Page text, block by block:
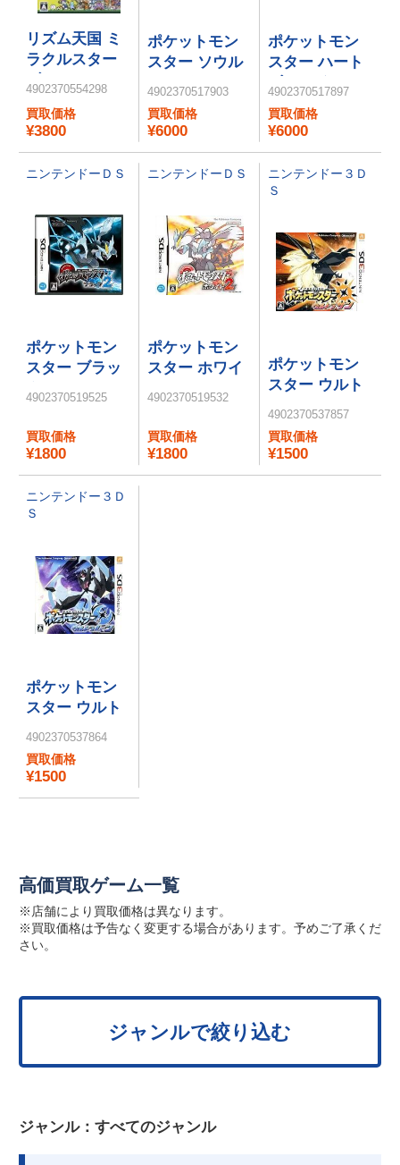
リズム天国 ミ
ラクルスター
ズ
4902370554298
買取価格
¥3800
ポケットモン
スター ソウル
シルバー
4902370517903
買取価格
¥6000
ポケットモン
スター ハート
ゴールド
4902370517897
買取価格
¥6000
ニンテンドーＤＳ
ポケットモン
スター ブラッ
ク2
4902370519525
買取価格
¥1800
ニンテンドーＤＳ
ポケットモン
スター ホワイ
ト2
4902370519532
買取価格
¥1800
ニンテンドー３Ｄ
Ｓ
ポケットモン
スター ウルト
ラサン
4902370537857
買取価格
¥1500
ニンテンドー３Ｄ
Ｓ
ポケットモン
スター ウルト
ラムーン
4902370537864
買取価格
¥1500
高価買取ゲーム一覧
※店舗により買取価格は異なります。
※買取価格は予告なく変更する場合があります。予めご了承くだ
さい。
ジャンルで絞り込む
ジャンル： すべてのジャンル